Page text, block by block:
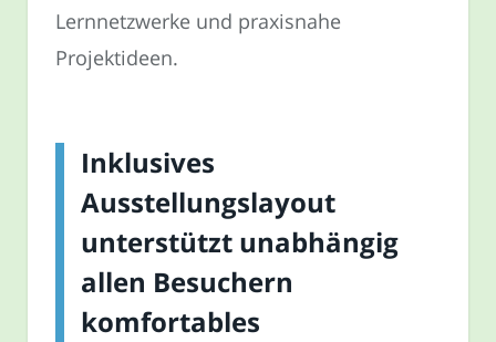
Lernnetzwerke und praxisnahe
Projektideen.
Inklusives
Ausstellungslayout
unterstützt unabhängig
allen Besuchern
komfortables